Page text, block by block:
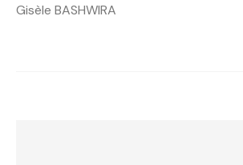
Gisèle BASHWIRA